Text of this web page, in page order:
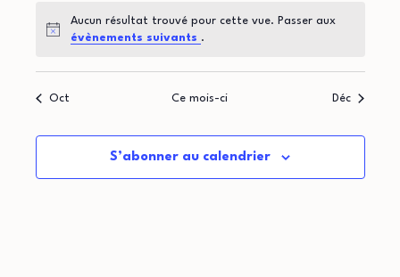
on
d
e
u
d
i
e
r
Notice
Aucun résultat trouvé pour cette vue. Passer aux
évènements suivants .
Oct Ce mois-ci Déc
S’abonner au calendrier